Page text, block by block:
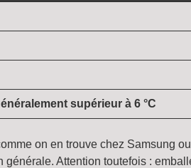
supérieur à 6 °C
on en trouve chez Samsung
Attention toutefois :